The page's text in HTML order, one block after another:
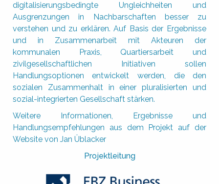
digitalisierungsbedingte Ungleichheiten und
Ausgrenzungen in Nachbarschaften besser zu
verstehen und zu erklären. Auf Basis der Ergebnisse
und in Zusammenarbeit mit Akteuren der
kommunalen Praxis, Quartiersarbeit und
zivilgesellschaftlichen Initiativen sollen
Handlungsoptionen entwickelt werden, die den
sozialen Zusammenhalt in einer pluralisierten und
sozial-integrierten Gesellschaft stärken.
Weitere Informationen, Ergebnisse und
Handlungsempfehlungen aus dem Projekt auf der
Website von Jan Üblacker
Projektleitung